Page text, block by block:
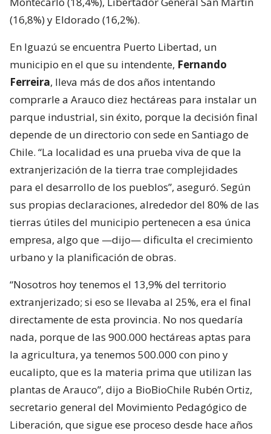
(16,8%) y Eldorado (16,2%).
En Iguazú se encuentra Puerto Libertad, un
municipio en el que su intendente, Fernando
Ferreira, lleva más de dos años intentando
comprarle a Arauco diez hectáreas para instalar un
parque industrial, sin éxito, porque la decisión final
depende de un directorio con sede en Santiago de
Chile. “La localidad es una prueba viva de que la
extranjerización de la tierra trae complejidades
para el desarrollo de los pueblos”, aseguró. Según
sus propias declaraciones, alrededor del 80% de las
tierras útiles del municipio pertenecen a esa única
empresa, algo que —dijo— dificulta el crecimiento
urbano y la planificación de obras.
“Nosotros hoy tenemos el 13,9% del territorio
extranjerizado; si eso se llevaba al 25%, era el final
directamente de esta provincia. No nos quedaría
nada, porque de las 900.000 hectáreas aptas para
la agricultura, ya tenemos 500.000 con pino y
eucalipto, que es la materia prima que utilizan las
plantas de Arauco”, dijo a BioBioChile Rubén Ortiz,
secretario general del Movimiento Pedagógico de
Liberación, que sigue ese proceso desde hace años